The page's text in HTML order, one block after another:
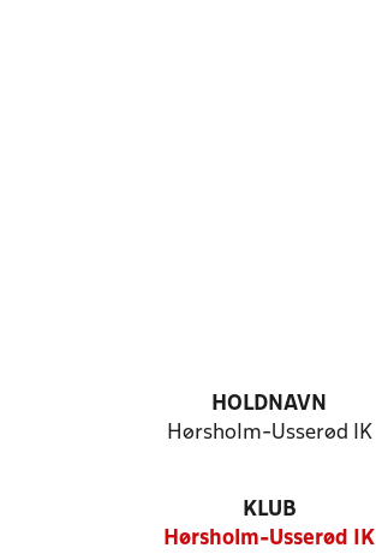
HOLDNAVN
Hørsholm-Usserød IK
KLUB
Hørsholm-Usserød IK